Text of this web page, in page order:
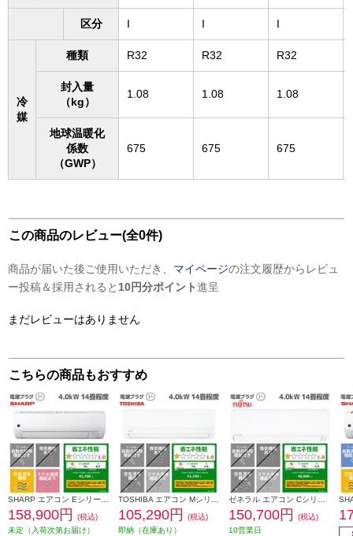
区分 I I I
冷
媒
種類 R32 R32 R32
封入量
（kg）
1.08 1.08 1.08
地球温暖化
係数
（GWP）
675 675 675
この商品のレビュー(全0件)
商品が届いた後ご使用いただき、 マイページの注文履歴からレビュ
ー投稿＆採用されると 10円分ポイント進呈
まだレビューはありません
こちらの商品もおすすめ
SHARP エアコン Eシリーズ【主に14畳用/4.0kw/プラズマクラスター25000/100V/2026年モデル】 AY-U40E-ESET
158,900円
(税込)
未定（入荷次第お届け）
TOSHIBA エアコン Mシリーズ【14畳用/4.0kw/100V/2026年モデル】 RAS-V401M-W-ESET
105,290円
(税込)
即納（在庫あり）
ゼネラル エアコン Cシリーズ【14畳用/4.0kw/100V/熱交換器加熱除菌/2026年モデル】 AS-C406T-W-ESET
150,700円
(税込)
10営業日